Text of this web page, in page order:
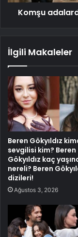
Komşu
İlgili Makaleler
Beren Gökyıldız
sevgilisi kim? Beren
Gökyıldız kaç
nereli? Beren
dizileri!
Ağustos 3, 2026